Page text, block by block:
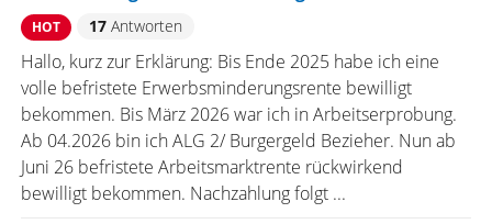
HOT 17Antworten
Hallo, kurz zur Erklärung: Bis Ende 2025 habe ich eine
volle befristete Erwerbsminderungsrente bewilligt
bekommen. Bis März 2026 war ich in Arbeitserprobung.
Ab 04.2026 bin ich ALG 2/ Burgergeld Bezieher. Nun ab
Juni 26 befristete Arbeitsmarktrente rückwirkend
bewilligt bekommen. Nachzahlung folgt ...